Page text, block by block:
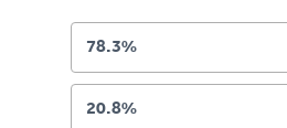
78.3%
20.8%